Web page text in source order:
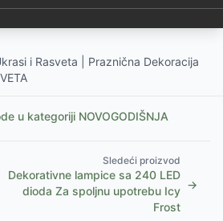
i Rasveta | Praznična Dekoracija
u kategoriji NOVOGODIŠNJA
Sledeći proizvod
Dekorativne lampice sa 240 LED
dioda Za spoljnu upotrebu Icy
Frost
→